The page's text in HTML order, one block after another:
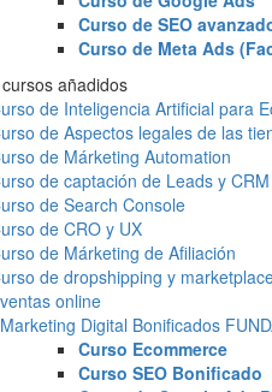
Curso de SEO
Curso de Meta Ads
añadidos
de Inteligencia Artificial para
de Aspectos legales de las
de Márketing Automation
de captación de Leads y CRM
de Search Console
de CRO y UX
de Márketing de Afiliación
de dropshipping y
online
Digital Bonificados
Curso Ecommerce
Curso SEO Bonificado